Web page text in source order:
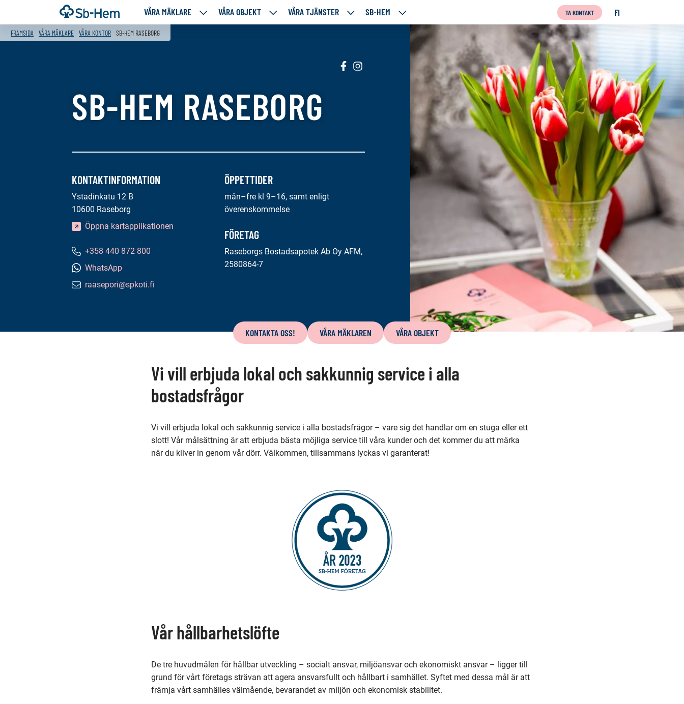
Till
innehållet
Framsida VÅRA MÄKLARE
VÅRA VÅRA OBJEKT
VÅRA VÅRA TJÄNSTER
VÅRASB-HEM
SB-
HEM
NEDANSTÅENDE
SIDOR
TA KONTAKT FI
SUOMI
FRAMSIDA VÅRA MÄKLARE VÅRA KONTOR SB-HEM RASEBORG
SocialaSociala
SB-HEM RASEBORG
KONTAKTINFORMATION
Ystadinkatu 12 B
10600 Raseborg
Öppna kartapplikationen
Telefonnummer:
+358 440 872 800
WhatsApp
E-
raasepori@spkoti.fi
ÖPPETTIDER
mån–fre kl 9–16, samt enligt
överenskommelse
FÖRETAG
Raseborgs Bostadsapotek Ab Oy AFM,
2580864-7
på
KONTAKTA OSS! VÅRA MÄKLAREN VÅRA OBJEKT
Vi vill erbjuda lokal och sakkunnig service i alla
bostadsfrågor
Vi vill erbjuda lokal och sakkunnig service i alla bostadsfrågor – vare sig det handlar om en stuga eller ett
slott! Vår målsättning är att erbjuda bästa möjliga service till våra kunder och det kommer du att märka
när du kliver in genom vår dörr. Välkommen, tillsammans lyckas vi garanterat!
Vår hållbarhetslöfte
De tre huvudmålen för hållbar utveckling – socialt ansvar, miljöansvar och ekonomiskt ansvar – ligger till
grund för vårt företags strävan att agera ansvarsfullt och hållbart i samhället. Syftet med dessa mål är att
främja vårt samhälles välmående, bevarandet av miljön och ekonomisk stabilitet.